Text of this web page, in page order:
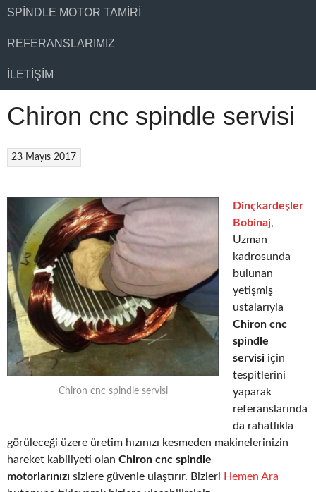
SPINDLE MOTOR TAMIRI
REFERANSLARIMIZ
İLETIŞIM
Chiron cnc spindle servisi
23 Mayıs 2017
Chiron cnc spindle servisi
Dinçkardeşler
Bobinaj,
Uzman
kadrosunda
bulunan
yetişmiş
ustalarıyla
Chiron cnc
spindle
servisi için
tespitlerini
yaparak
referanslarında
da rahatlıkla
görüleceği üzere üretim hızınızı kesmeden makinelerinizin
hareket kabiliyeti olan Chiron cnc spindle
motorlarınızı sizlere güvenle ulaştırır. Bizleri Hemen Ara